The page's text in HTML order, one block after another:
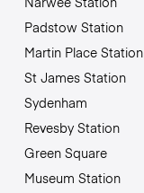
Padstow Station
Martin Place Station
St James Station
Sydenham
Revesby Station
Green Square
Museum Station